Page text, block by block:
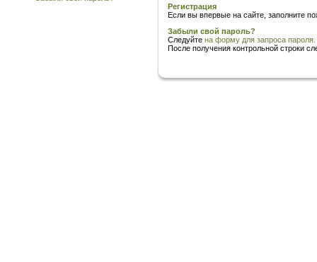
Регистрация
Если вы впервые на сайте, заполните
Забыли свой пароль?
Следуйте на форму для запроса пароля.
После получения контрольной строки